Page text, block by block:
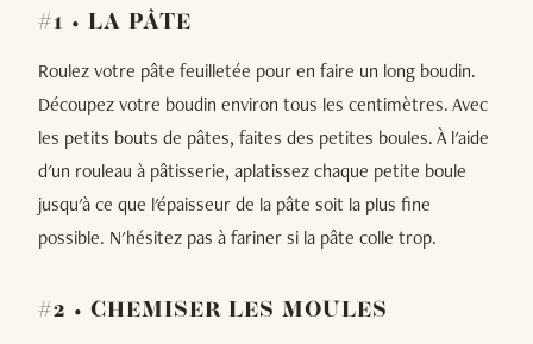
#1 • LA PÂTE
Roulez votre pâte feuilletée pour en faire un long boudin.
Découpez votre boudin environ tous les centimètres. Avec
les petits bouts de pâtes, faites des petites boules. À l'aide
d'un rouleau à pâtisserie, aplatissez chaque petite boule
jusqu'à ce que l'épaisseur de la pâte soit la plus fine
possible. N'hésitez pas à fariner si la pâte colle trop.
#2 • CHEMISER LES MOULES